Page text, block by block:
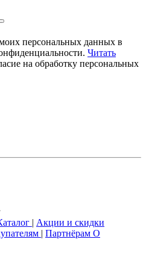
персональных данных в
Читать
на обработку персональных
| Акции и скидки
| Партнёрам О